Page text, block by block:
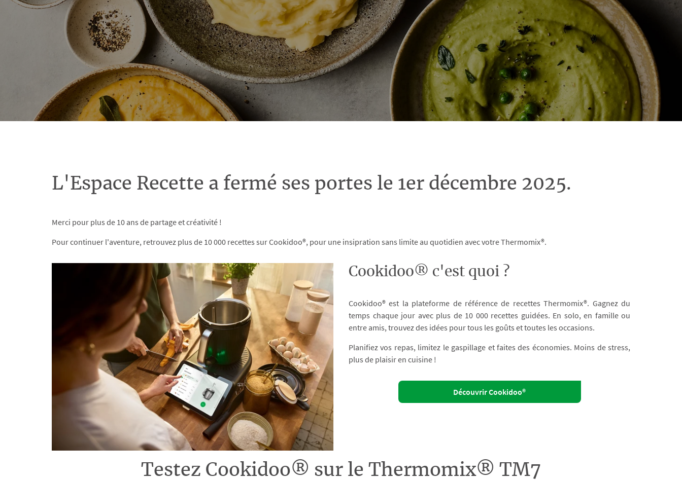
L'Espace Recette a fermé ses portes le 1er décembre 2025.
Merci pour plus de 10 ans de partage et créativité !
Pour continuer l'aventure, retrouvez plus de 10 000 recettes sur Cookidoo®, pour une insipration sans limite au quotidien avec votre Thermomix®.
Cookidoo® c'est quoi ?
Cookidoo® est la plateforme de référence de recettes Thermomix®. Gagnez du
temps chaque jour avec plus de 10 000 recettes guidées. En solo, en famille ou
entre amis, trouvez des idées pour tous les goûts et toutes les occasions.
Planifiez vos repas, limitez le gaspillage et faites des économies. Moins de stress,
plus de plaisir en cuisine !
Découvrir Cookidoo®
Testez Cookidoo® sur le Thermomix® TM7